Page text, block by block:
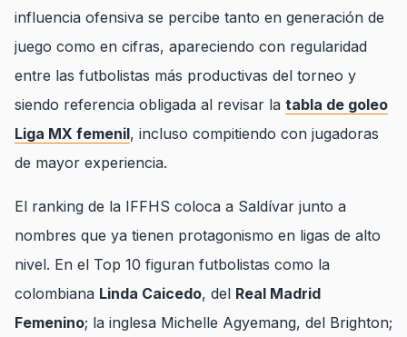
influencia ofensiva se percibe tanto en generación de
juego como en cifras, apareciendo con regularidad
entre las futbolistas más productivas del torneo y
siendo referencia obligada al revisar la tabla de goleo
Liga MX femenil, incluso compitiendo con jugadoras
de mayor experiencia.
El ranking de la IFFHS coloca a Saldívar junto a
nombres que ya tienen protagonismo en ligas de alto
nivel. En el Top 10 figuran futbolistas como la
colombiana Linda Caicedo, del Real Madrid
Femenino; la inglesa Michelle Agyemang, del Brighton;